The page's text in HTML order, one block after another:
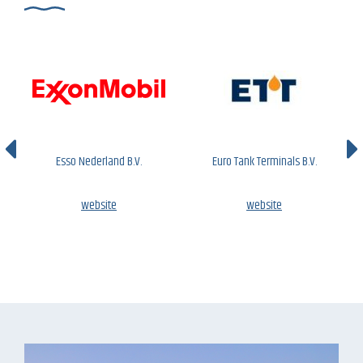
Esso Nederland B.V.
website
Euro Tank Terminals B.V.
website